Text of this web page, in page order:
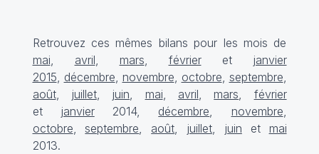
Retrouvez ces mêmes bilans pour les mois de
mai, avril, mars, févrieret janvier
2015, décembre, novembre, octobre, septembre,
août, juillet, juin, mai, avril,mars, février
et janvier2014, décembre, novembre,
octobre,septembre, août, juillet, juin et mai
2013.